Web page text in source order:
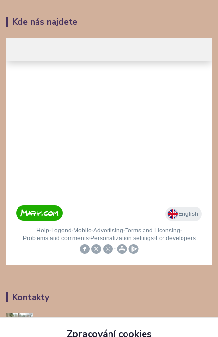
Kde nás najdete
Kontakty
Jana Hájková
+420 724294625
Zpracování cookies